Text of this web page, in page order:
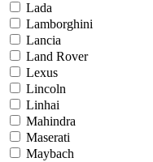
Lada
Lamborghini
Lancia
Land Rover
Lexus
Lincoln
Linhai
Mahindra
Maserati
Maybach